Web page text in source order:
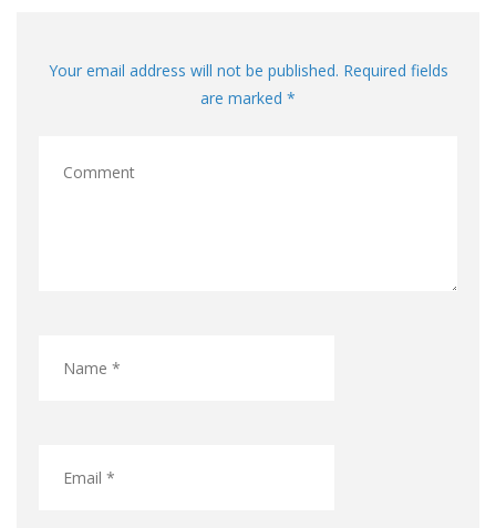
Your email address will not be published. Required fields
are marked *